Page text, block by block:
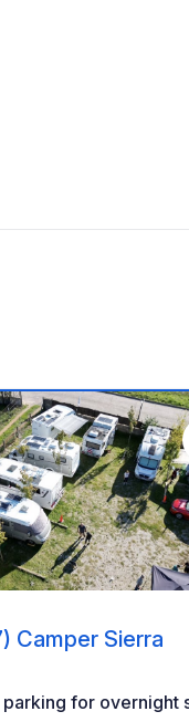
Camper Sierra
for overnight